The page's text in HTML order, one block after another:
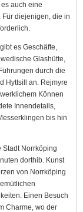
auch eine
diejenigen, die in
es Geschäfte,
Glashütte,
durch die
Hyttsill an. Rejmyre
Können
Innendetails,
bis hin
Stadt Norrköping
dorthib. Kunst
von Norrköping
Einen Besuch
Charme, wo der